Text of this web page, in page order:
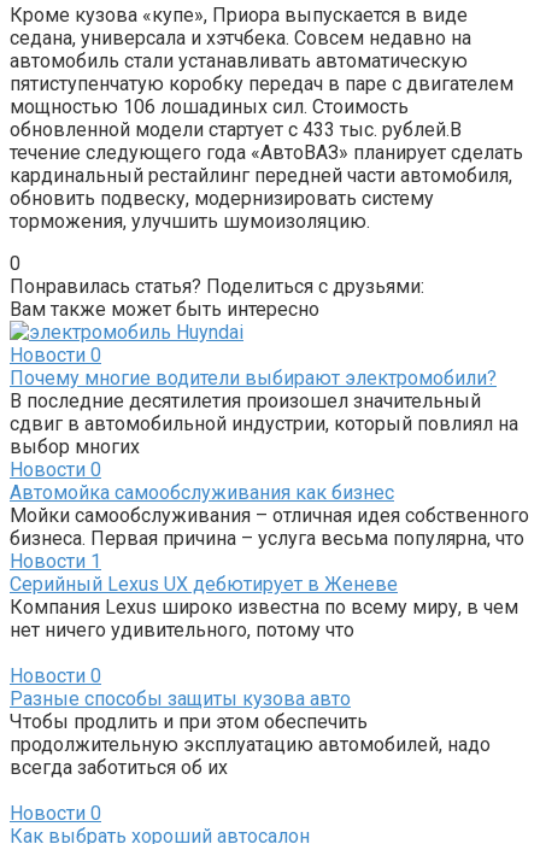
Кроме кузова «купе», Приора выпускается в виде
седана, универсала и хэтчбека. Совсем недавно на
автомобиль стали устанавливать автоматическую
пятиступенчатую коробку передач в паре с двигателем
мощностью 106 лошадиных сил. Стоимость
обновленной модели стартует с 433 тыс. рублей.В
течение следующего года «АвтоВАЗ» планирует сделать
кардинальный рестайлинг передней части автомобиля,
обновить подвеску, модернизировать систему
торможения, улучшить шумоизоляцию.
0
Понравилась статья? Поделиться с друзьями:
Вам также может быть интересно
Новости 0
Почему многие водители выбирают электромобили?
В последние десятилетия произошел значительный
сдвиг в автомобильной индустрии, который повлиял на
выбор многих
Новости 0
Автомойка самообслуживания как бизнес
Мойки самообслуживания – отличная идея собственного
бизнеса. Первая причина – услуга весьма популярна, что
Новости 1
Серийный Lexus UX дебютирует в Женеве
Компания Lexus широко известна по всему миру, в чем
нет ничего удивительного, потому что
Новости 0
Разные способы защиты кузова авто
Чтобы продлить и при этом обеспечить
продолжительную эксплуатацию автомобилей, надо
всегда заботиться об их
Новости 0
Как выбрать хороший автосалон